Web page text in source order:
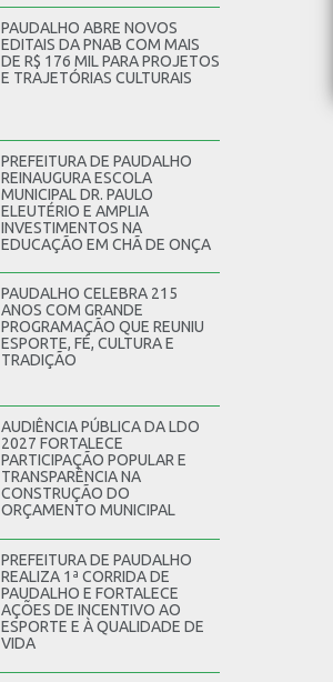
PAUDALHO ABRE NOVOS
EDITAIS DA PNAB COM MAIS
DE R$ 176 MIL PARA PROJETOS
E TRAJETÓRIAS CULTURAIS
PREFEITURA DE PAUDALHO
REINAUGURA ESCOLA
MUNICIPAL DR. PAULO
ELEUTÉRIO E AMPLIA
INVESTIMENTOS NA
EDUCAÇÃO EM CHÃ DE ONÇA
PAUDALHO CELEBRA 215
ANOS COM GRANDE
PROGRAMAÇÃO QUE REUNIU
ESPORTE, FÉ, CULTURA E
TRADIÇÃO
AUDIÊNCIA PÚBLICA DA LDO
2027 FORTALECE
PARTICIPAÇÃO POPULAR E
TRANSPARÊNCIA NA
CONSTRUÇÃO DO
ORÇAMENTO MUNICIPAL
PREFEITURA DE PAUDALHO
REALIZA 1ª CORRIDA DE
PAUDALHO E FORTALECE
AÇÕES DE INCENTIVO AO
ESPORTE E À QUALIDADE DE
VIDA